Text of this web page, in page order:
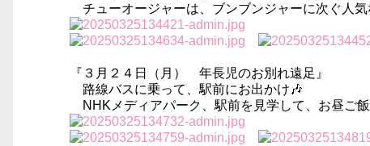
チューオージャーは、ブンブンジャーに次ぐ人
『３月２４日（月） 年長児のお別れ遠足』
路線バスに乗って、駅前にお出かけ🎶
NHKメディアパーク、駅前を見学して、お昼ご